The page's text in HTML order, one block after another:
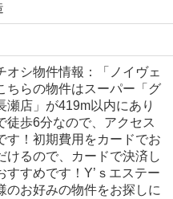
オシ物件情報：「ノイヴェ
ちらの物件はスーパー「グ
瀬店」が419m以内にあり
徒歩6分なので、アクセス
す！初期費用をカードでお
けるので、カードで決済し
すすめです！Y’ｓエステー
のお好みの物件をお探しに